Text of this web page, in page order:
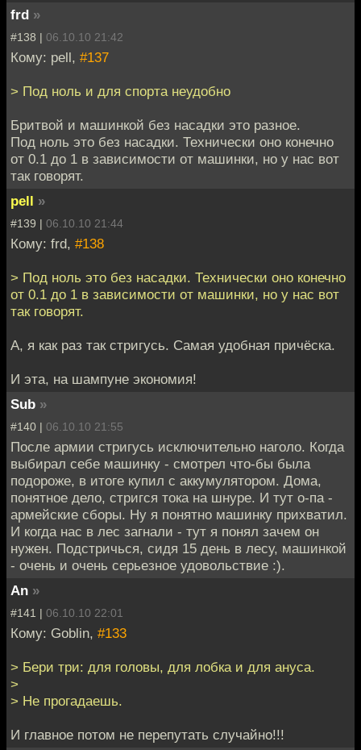
frd »
#138 | 06.10.10 21:42
Кому: pell, #137
> Под ноль и для спорта неудобно
Бритвой и машинкой без насадки это разное.
Под ноль это без насадки. Технически оно конечно
от 0.1 до 1 в зависимости от машинки, но у нас вот
так говорят.
pell »
#139 | 06.10.10 21:44
Кому: frd, #138
> Под ноль это без насадки. Технически оно конечно
от 0.1 до 1 в зависимости от машинки, но у нас вот
так говорят.
А, я как раз так стригусь. Самая удобная причёска.
И эта, на шампуне экономия!
Sub »
#140 | 06.10.10 21:55
После армии стригусь исключительно наголо. Когда
выбирал себе машинку - смотрел что-бы была
подороже, в итоге купил с аккумулятором. Дома,
понятное дело, стригся тока на шнуре. И тут о-па -
армейские сборы. Ну я понятно машинку прихватил.
И когда нас в лес загнали - тут я понял зачем он
нужен. Подстричься, сидя 15 день в лесу, машинкой
- очень и очень серьезное удовольствие :).
An »
#141 | 06.10.10 22:01
Кому: Goblin, #133
> Бери три: для головы, для лобка и для ануса.
>
> Не прогадаешь.
И главное потом не перепутать случайно!!!